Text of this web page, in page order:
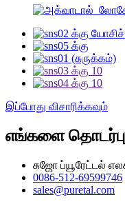
இப்போது விசாரிக்கவும்
எங்களை
சுஜோ ப்யூரேட்டல்
0086-512-69599746
sales@puretal.com